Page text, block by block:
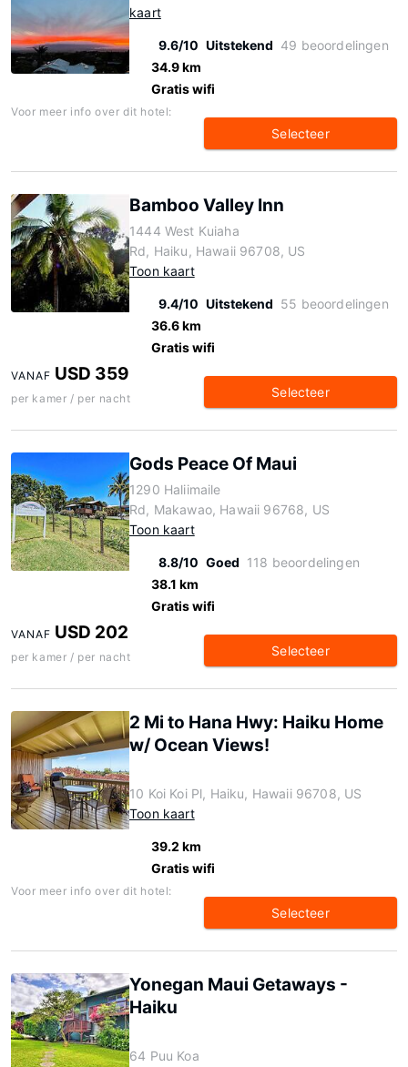
kaart
9.6/10 Uitstekend 49 beoordelingen
34.9 km
Gratis wifi
Voor meer info over dit hotel:
Selecteer
Bamboo Valley Inn
1444 West Kuiaha
Rd, Haiku, Hawaii 96708, US
Toon kaart
9.4/10 Uitstekend 55 beoordelingen
36.6 km
Gratis wifi
VANAF USD 359
per kamer / per nacht Selecteer
Gods Peace Of Maui
1290 Haliimaile
Rd, Makawao, Hawaii 96768, US
Toon kaart
8.8/10 Goed 118 beoordelingen
38.1 km
Gratis wifi
VANAF USD 202
per kamer / per nacht Selecteer
2 Mi to Hana Hwy: Haiku Home
w/ Ocean Views!
10 Koi Koi Pl, Haiku, Hawaii 96708, US
Toon kaart
39.2 km
Gratis wifi
Voor meer info over dit hotel:
Selecteer
Yonegan Maui Getaways -
Haiku
64 Puu Koa